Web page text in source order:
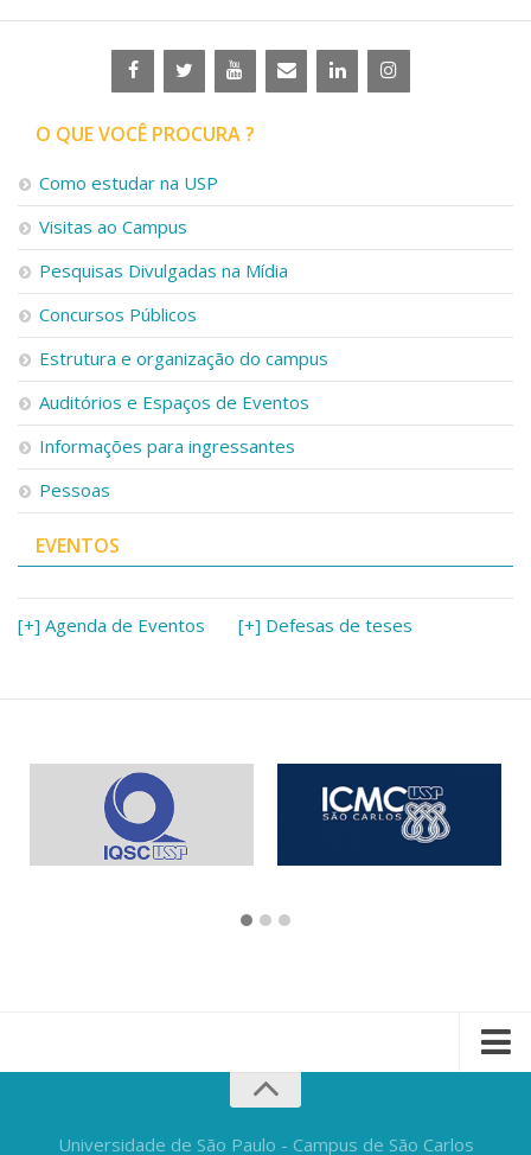
O QUE VOCÊ PROCURA ?
Como estudar na USP
Visitas ao Campus
Pesquisas Divulgadas na Mídia
Concursos Públicos
Estrutura e organização do campus
Auditórios e Espaços de Eventos
Informações para ingressantes
Pessoas
EVENTOS
[+] Agenda de Eventos [+] Defesas de teses
Universidade de São Paulo - Campus de São Carlos